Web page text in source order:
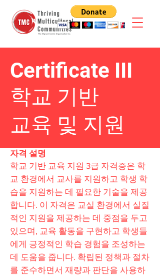
Certificate III
학교 기반
교육 및 지원
자격 설명
학교 기반 교육 지원 3급 자격증은 학
교 환경에서 교사를 지원하고 학생 학
습을 지원하는 데 필요한 기술을 제공
합니다. 이 자격은 교실 환경에서 실질
적인 지원을 제공하는 데 중점을 두고
있으며, 교육 활동을 구현하고 학생들
에게 긍정적인 학습 경험을 조성하는
데 도움을 줍니다. 확립된 정책과 절차
를 준수하면서 재량과 판단을 사용하